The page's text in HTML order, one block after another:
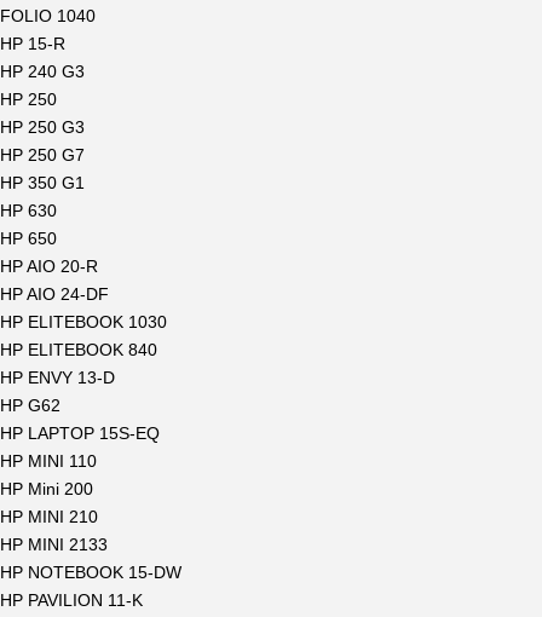
FOLIO 1040
HP 15-R
HP 240 G3
HP 250
HP 250 G3
HP 250 G7
HP 350 G1
HP 630
HP 650
HP AIO 20-R
HP AIO 24-DF
HP ELITEBOOK 1030
HP ELITEBOOK 840
HP ENVY 13-D
HP G62
HP LAPTOP 15S-EQ
HP MINI 110
HP Mini 200
HP MINI 210
HP MINI 2133
HP NOTEBOOK 15-DW
HP PAVILION 11-K